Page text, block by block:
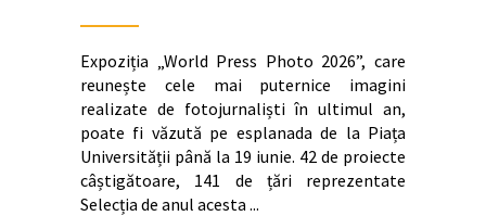
Expoziția „World Press Photo 2026”, care
reunește cele mai puternice imagini
realizate de fotojurnaliști în ultimul an,
poate fi văzută pe esplanada de la Piața
Universității până la 19 iunie. 42 de proiecte
câștigătoare, 141 de țări reprezentate
Selecția de anul acesta